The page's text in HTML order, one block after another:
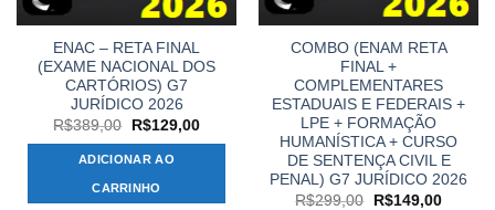
ENAC – RETA FINAL
(EXAME NACIONAL DOS
CARTÓRIOS) G7
JURÍDICO 2026
R$389,00
O
original
era:
R$389,00.
R$129,00O
R$129,00.
ADICIONAR AO
CARRINHO
COMBO (ENAM RETA
FINAL +
COMPLEMENTARES
ESTADUAIS E FEDERAIS +
LPE + FORMAÇÃO
HUMANÍSTICA + CURSO
DE SENTENÇA CIVIL E
PENAL) G7 JURÍDICO 2026
R$299,00
O
R$149,00O